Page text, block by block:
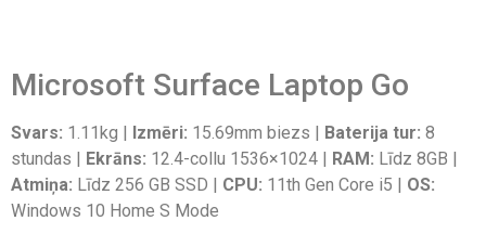
Microsoft Surface Laptop Go
Svars: 1.11kg | Izmēri: 15.69mm biezs | Baterija tur: 8
stundas | Ekrāns: 12.4-collu 1536×1024 | RAM: Līdz 8GB |
Atmiņa: Līdz 256 GB SSD | CPU: 11th Gen Core i5 | OS:
Windows 10 Home S Mode